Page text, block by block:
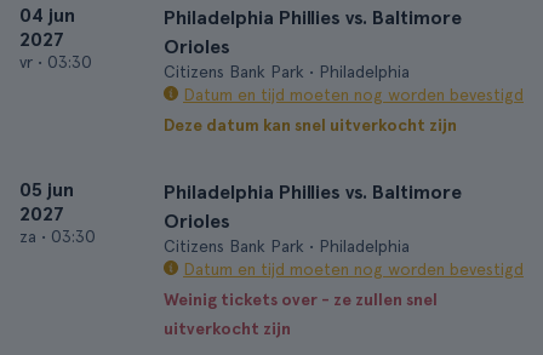
04 jun
2027
vr • 03:30
Philadelphia Phillies vs. Baltimore
Orioles
Citizens Bank Park • Philadelphia
Datum en tijd moeten nog worden bevestigd
Deze datum kan snel uitverkocht zijn
05 jun
2027
za • 03:30
Philadelphia Phillies vs. Baltimore
Orioles
Citizens Bank Park • Philadelphia
Datum en tijd moeten nog worden bevestigd
Weinig tickets over - ze zullen snel
uitverkocht zijn